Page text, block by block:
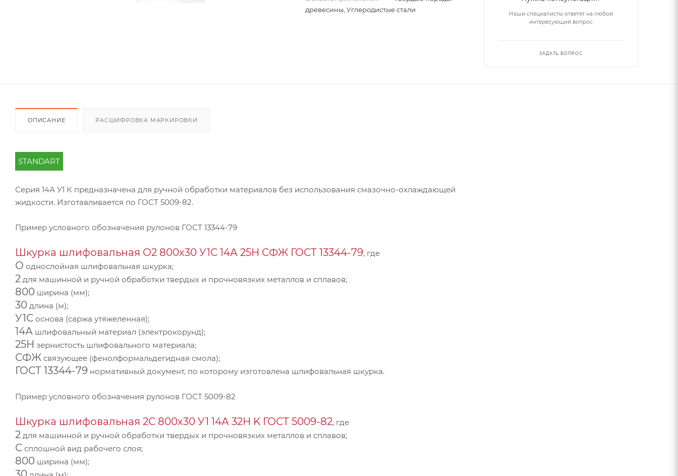
древесины, Углеродистые стали
Наши специалисты ответят на любой
интересующий вопрос
ЗАДАТЬ ВОПРОС
ОПИСАНИЕ РАСШИФРОВКА МАРКИРОВКИ
STANDART
Серия 14А У1 К предназначена для ручной обработки материалов без использования смазочно-охлаждающей
жидкости. Изготавливается по ГОСТ 5009-82.
Пример условного обозначения рулонов ГОСТ 13344-79
Шкурка шлифовальная О2 800х30 У1С 14А 25Н СФЖ ГОСТ 13344-79, где
О однослойная шлифовальная шкурка;
2 для машинной и ручной обработки твердых и прочновязких металлов и сплавов;
800 ширина (мм);
30 длина (м);
У1С основа (саржа утяжеленная);
14А шлифовальный материал (электрокорунд);
25Н зернистость шлифовального материала;
СФЖ связующее (фенолформальдегидная смола);
ГОСТ 13344-79 нормативный документ, по которому изготовлена шлифовальная шкурка.
Пример условного обозначения рулонов ГОСТ 5009-82
Шкурка шлифовальная 2С 800х30 У1 14А 32Н K ГОСТ 5009-82, где
2 для машинной и ручной обработки твердых и прочновязких металлов и сплавов;
С сплошной вид рабочего слоя;
800 ширина (мм);